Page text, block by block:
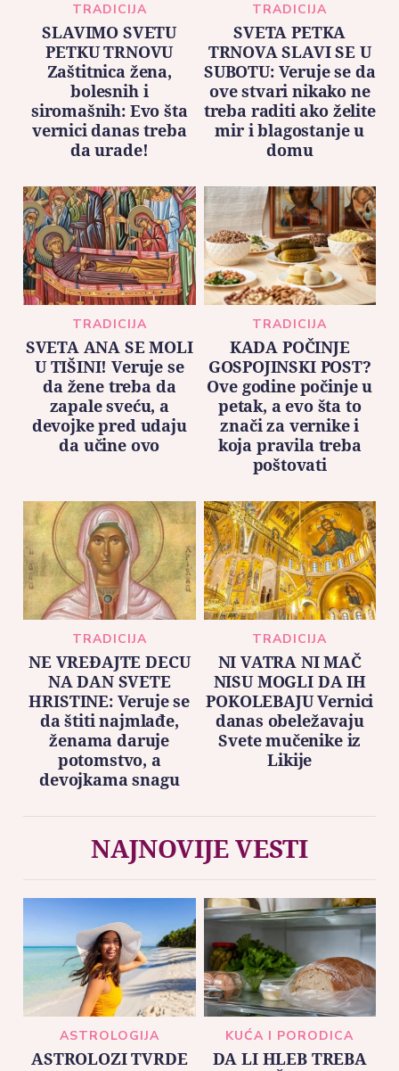
TRADICIJA
SLAVIMO SVETU
PETKU TRNOVU
Zaštitnica žena,
bolesnih i
siromašnih: Evo šta
vernici danas treba
da urade!
TRADICIJA
SVETA PETKA
TRNOVA SLAVI SE U
SUBOTU: Veruje se da
ove stvari nikako ne
treba raditi ako želite
mir i blagostanje u
domu
TRADICIJA
SVETA ANA SE MOLI
U TIŠINI! Veruje se
da žene treba da
zapale sveću, a
devojke pred udaju
da učine ovo
TRADICIJA
KADA POČINJE
GOSPOJINSKI POST?
Ove godine počinje u
petak, a evo šta to
znači za vernike i
koja pravila treba
poštovati
TRADICIJA
NE VREĐAJTE DECU
NA DAN SVETE
HRISTINE: Veruje se
da štiti najmlađe,
ženama daruje
potomstvo, a
devojkama snagu
TRADICIJA
NI VATRA NI MAČ
NISU MOGLI DA IH
POKOLEBAJU Vernici
danas obeležavaju
Svete mučenike iz
Likije
NAJNOVIJE VESTI
ASTROLOGIJA
ASTROLOZI TVRDE
KUĆA I PORODICA
DA LI HLEB TREBA